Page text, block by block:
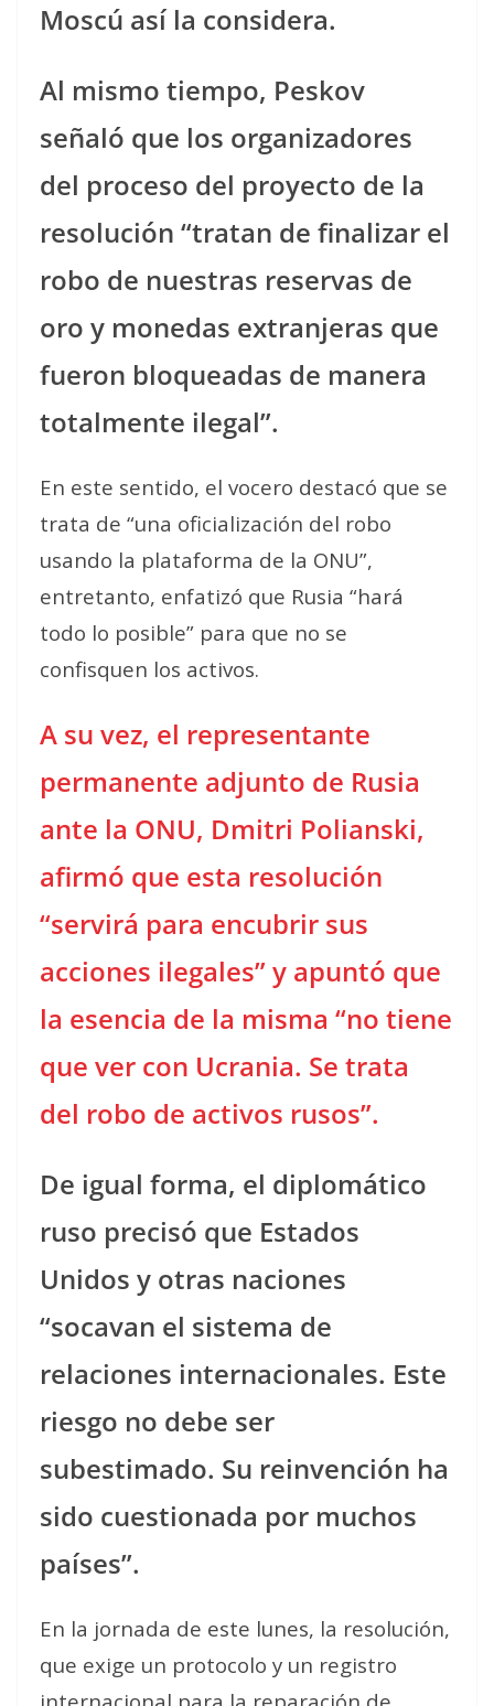
Moscú así la considera.
Al mismo tiempo, Peskov
señaló que los organizadores
del proceso del proyecto de la
resolución “tratan de finalizar el
robo de nuestras reservas de
oro y monedas extranjeras que
fueron bloqueadas de manera
totalmente ilegal”.
En este sentido, el vocero destacó que se
trata de “una oficialización del robo
usando la plataforma de la ONU”,
entretanto, enfatizó que Rusia “hará
todo lo posible” para que no se
confisquen los activos.
A su vez, el representante
permanente adjunto de Rusia
ante la ONU, Dmitri Polianski,
afirmó que esta resolución
“servirá para encubrir sus
acciones ilegales” y apuntó que
la esencia de la misma “no tiene
que ver con Ucrania. Se trata
del robo de activos rusos”.
De igual forma, el diplomático
ruso precisó que Estados
Unidos y otras naciones
“socavan el sistema de
relaciones internacionales. Este
riesgo no debe ser
subestimado. Su reinvención ha
sido cuestionada por muchos
países”.
En la jornada de este lunes, la resolución,
que exige un protocolo y un registro